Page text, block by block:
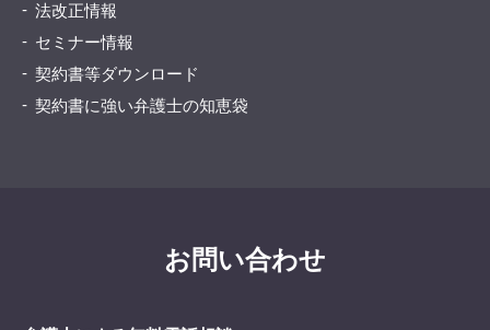
法改正情報
セミナー情報
契約書等ダウンロード
契約書に強い弁護士の知恵袋
お問い合わせ